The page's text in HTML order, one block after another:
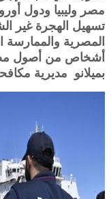
مصر وليبيا ودول
تسهيل الهجرة غير
المصرية والممارسة
أشخاص من أصول
بميلانو مديرية